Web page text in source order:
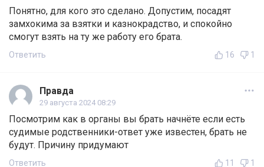
Понятно, для кого это сделано. Допустим, посадят
замхокима за взятки и казнокрадство, и спокойно
смогут взять на ту же работу его брата.
Ответить 16 1
Правда
29 августа 2024 08:29
Посмотрим как в органы вы брать начнёте если есть
судимые родственники-ответ уже известен, брать не
будут. Причину придумают
Ответить 11 1